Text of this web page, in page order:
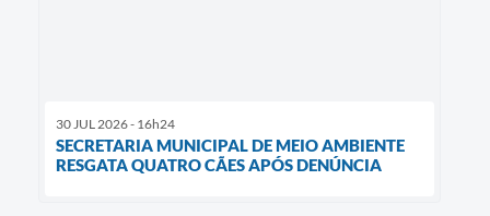
30 JUL 2026 - 16h24
SECRETARIA MUNICIPAL DE MEIO AMBIENTE
RESGATA QUATRO CÃES APÓS DENÚNCIA